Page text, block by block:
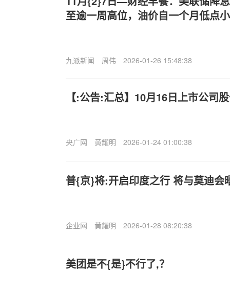
至逾一周高位，油价自一个月低点
九派新闻 周伟 2026-01-26 15:48:38
【:公告:汇总】10月16日上市公司
央广网 黄耀明 2026-01-24 01:00:38
普{京}将:开启印度之行 将与莫迪会
企业网 黄耀明 2026-01-28 08:20:38
美团是不{是}不行了,？